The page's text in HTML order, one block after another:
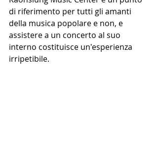
di riferimento per tutti gli amanti
della musica popolare e non, e
assistere a un concerto al suo
interno costituisce un'esperienza
irripetibile.